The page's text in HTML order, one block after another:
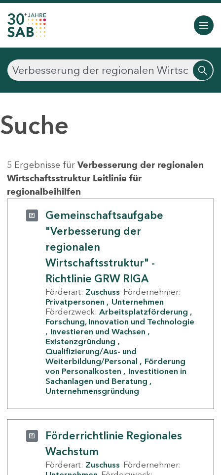
Suche
5 Ergebnisse für Verbesserung der regionalen
Wirtschaftsstruktur Leitlinie für
regionalbeihilfen
Gemeinschaftsaufgabe
"Verbesserung der
regionalen
Wirtschaftsstruktur" -
Richtlinie GRW RIGA
Förderart: Zuschuss Fördernehmer:
Privatpersonen
Unternehmen
Förderzweck: Arbeitsplatzförderung
Forschung, Innovation und Technologie
Investieren und Wachsen
Existenzgründung
Qualifizierung/Aus- und
Weiterbildung/Personal
Förderung
von Personalkosten
Investitionen in
Sachanlagen und Beratung
Unternehmensgründung
Förderrichtlinie Regionales
Wachstum
Förderart: Zuschuss Fördernehmer: